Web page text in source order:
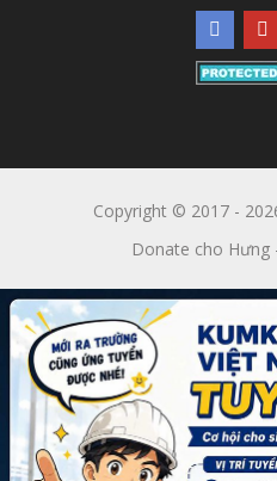
Copyright © 2017 -
Donate cho Hưng